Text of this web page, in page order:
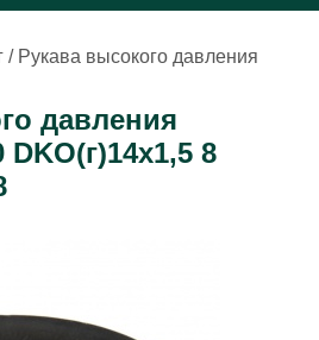
/ Рукава высокого давления
давления
8